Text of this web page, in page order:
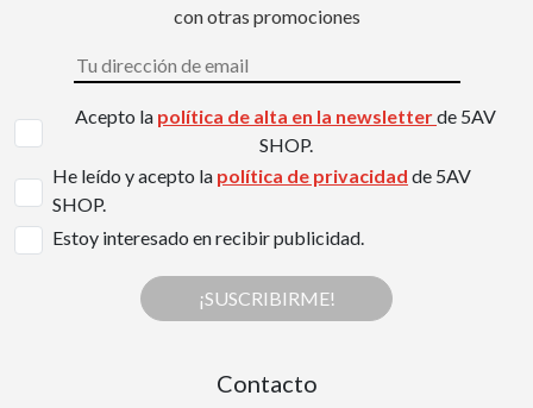
con otras promociones
Acepto la política de alta en la newsletterde 5AV
SHOP.
He leído y acepto la política de privacidad de 5AV
SHOP.
Estoy interesado en recibir publicidad.
¡SUSCRIBIRME!
Contacto